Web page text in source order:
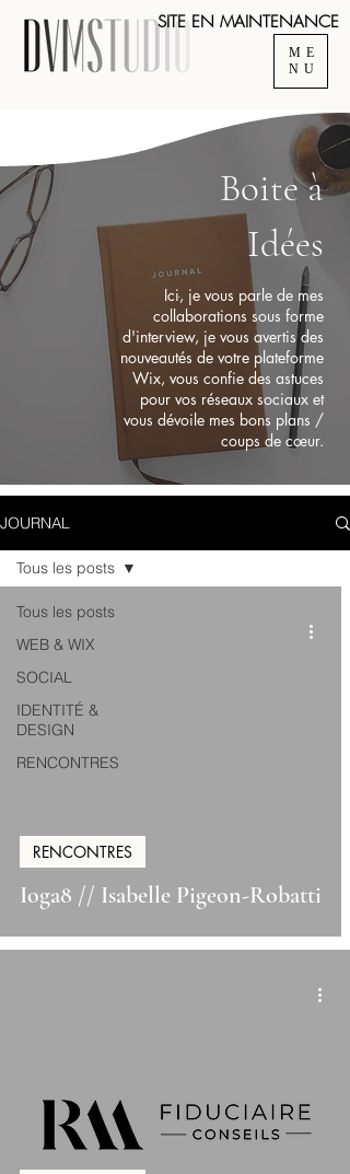
ME
NU
SITE EN MAINTENANCE
Boite à
Idées
Ici, je vous parle de mes
collaborations sous forme
d'interview, je vous avertis des
nouveautés de votre plateforme
Wix, vous confie des astuces
pour vos réseaux sociaux et
vous dévoile mes bons plans /
coups de cœur.
JOURNAL
Tous les posts
WEB & WIX
SOCIAL
IDENTITÉ &
DESIGN
RENCONTRES
Tous les posts
Ioga8 // Isabelle Pigeon-Robatti
RENCONTRES